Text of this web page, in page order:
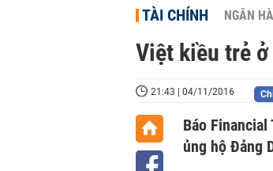
TÀI CHÍNH NGÂN
Việt kiều trẻ
21:43 | 04/11/2016
Báo
ủng hộ Đảng